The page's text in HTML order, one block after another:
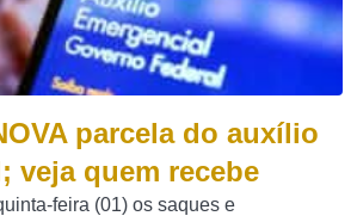
parcela do auxílio
veja quem recebe
feira (01) os saques e